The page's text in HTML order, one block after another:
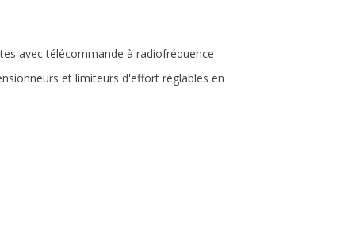
avec télécommande à radiofréquence
et limiteurs d'effort réglables en